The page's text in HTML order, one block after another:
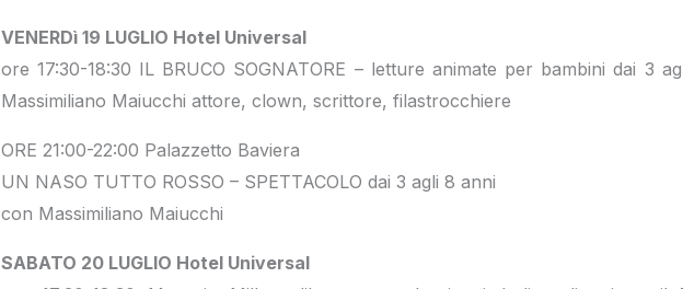
VENERDì 19 LUGLIO Hotel Universal
ore 17:30-18:30 IL BRUCO SOGNATORE – letture animate per bambini dai 3
Massimiliano Maiucchi attore, clown, scrittore, filastrocchiere
ORE 21:00-22:00 Palazzetto Baviera
UN NASO TUTTO ROSSO – SPETTACOLO dai 3 agli 8 anni
con Massimiliano Maiucchi
SABATO 20 LUGLIO Hotel Universal